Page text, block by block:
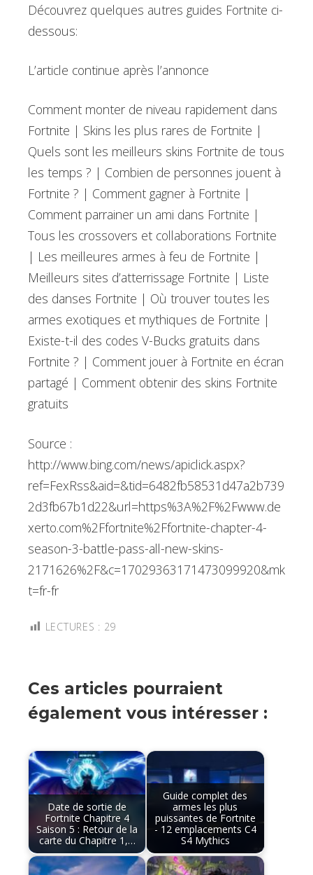
Découvrez quelques autres guides Fortnite ci-
dessous:
L’article continue après l’annonce
Comment monter de niveau rapidement dans
Fortnite | Skins les plus rares de Fortnite |
Quels sont les meilleurs skins Fortnite de tous
les temps ? | Combien de personnes jouent à
Fortnite ? | Comment gagner à Fortnite |
Comment parrainer un ami dans Fortnite |
Tous les crossovers et collaborations Fortnite
| Les meilleures armes à feu de Fortnite |
Meilleurs sites d’atterrissage Fortnite | Liste
des danses Fortnite | Où trouver toutes les
armes exotiques et mythiques de Fortnite |
Existe-t-il des codes V-Bucks gratuits dans
Fortnite ? | Comment jouer à Fortnite en écran
partagé | Comment obtenir des skins Fortnite
gratuits
Source :
http://www.bing.com/news/apiclick.aspx?
ref=FexRss&aid=&tid=6482fb58531d47a2b739
2d3fb67b1d22&url=https%3A%2F%2Fwww.de
xerto.com%2Ffortnite%2Ffortnite-chapter-4-
season-3-battle-pass-all-new-skins-
2171626%2F&c=17029363171473099920&mk
t=fr-fr
LECTURES : 29
Ces articles pourraient
également vous intéresser :
Date de sortie de
Fortnite Chapitre 4
Saison 5 : Retour de la
carte du Chapitre 1,…
Guide complet des
armes les plus
puissantes de Fortnite
- 12 emplacements C4
S4 Mythics